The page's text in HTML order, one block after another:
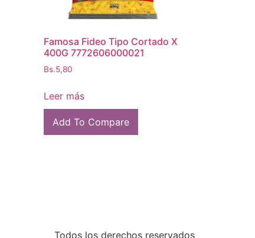
Famosa Fideo Tipo Cortado X
400G 7772606000021
Bs.5,80
Leer más
Add To Compare
Todos los derechos reservados